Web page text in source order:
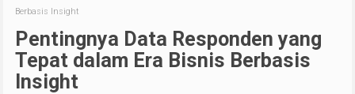
Berbasis Insight
Pentingnya Data Responden yang
Tepat dalam Era Bisnis Berbasis
Insight